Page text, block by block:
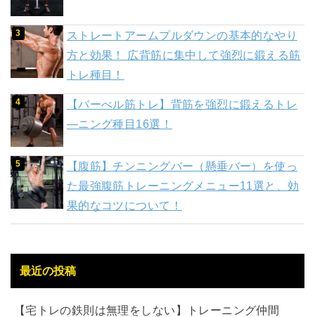
ストレートアームプルダウンの基本的なやり
方と効果！ 広背筋に集中して強烈に鍛える筋
トレ種目！
【バーべル筋トレ】背筋を強烈に鍛えるトレ
―ニング種目16選！
【腹筋】チンニングバー（懸垂バー）を使っ
た最強腹筋トレーニングメニュー11選と、効
果的なコツについて！
最近の投稿
【宅トレの鉄則は無理をしない】トレーニング仲間